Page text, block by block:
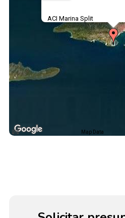
ACI Marina Split
Map Data